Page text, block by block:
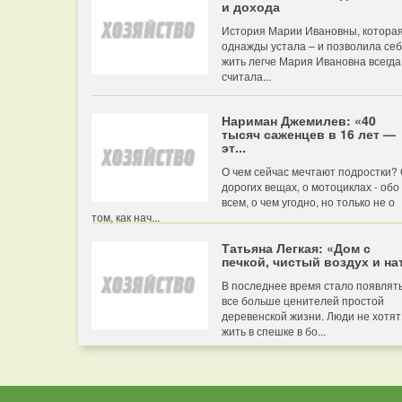
и дохода
История Марии Ивановны, которая
однажды устала – и позволила
жить легче Мария Ивановна всегда
считала...
Нариман Джемилев: «40
тысяч саженцев в 16 лет —
эт...
О чем сейчас мечтают подростки?
дорогих вещах, о мотоциклах - обо
всем, о чем угодно, но только не о
том, как нач...
Татьяна Легкая: «Дом с
печкой, чистый воздух и
В последнее время стало
все больше ценителей простой
деревенской жизни. Люди не хотят
жить в спешке в бо...